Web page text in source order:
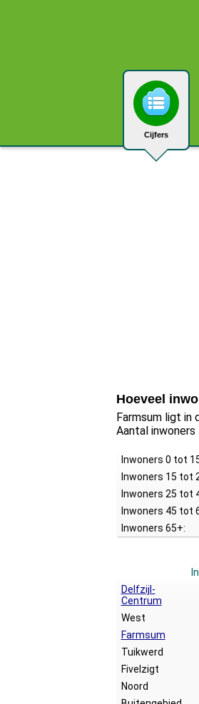
Cijfers
Hoeveel
Farmsum ligt in
Aantal inwoners
Inwoners 0 tot
Inwoners 15 tot
Inwoners 25 tot
Inwoners 45 tot
Inwoners 65+:
Delfzijl-
Centrum
West
Farmsum
Tuikwerd
Fivelzigt
Noord